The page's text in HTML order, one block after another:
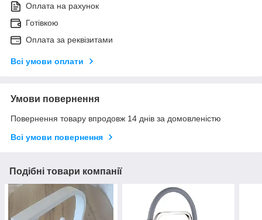
Оплата на рахунок
Готівкою
Оплата за реквізитами
Всі умови оплати
Умови повернення
Повернення товару впродовж 14 днів за домовленістю
Всі умови повернення
Подібні товари компанії